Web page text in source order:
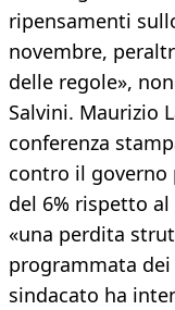
ripensamenti
novembre,
delle regole»,
Salvini. Maurizio
conferenza
contro il governo
del 6% rispetto
«una perdita
programmata
sindacato ha